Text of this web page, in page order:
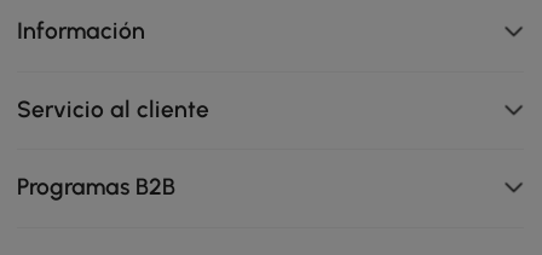
Información
Servicio al cliente
Programas B2B